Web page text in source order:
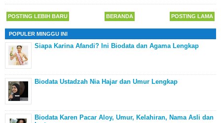
POSTING LEBIH BARU POSTING LAMA
BERANDA
POPULER MINGGU INI
Siapa Karina Afandi? Ini Biodata dan Agama Lengkap
Biodata Ustadzah Nia Hajar dan Umur Lengkap
Biodata Karen Pacar Aloy, Umur, Kelahiran, Nama Asli dan